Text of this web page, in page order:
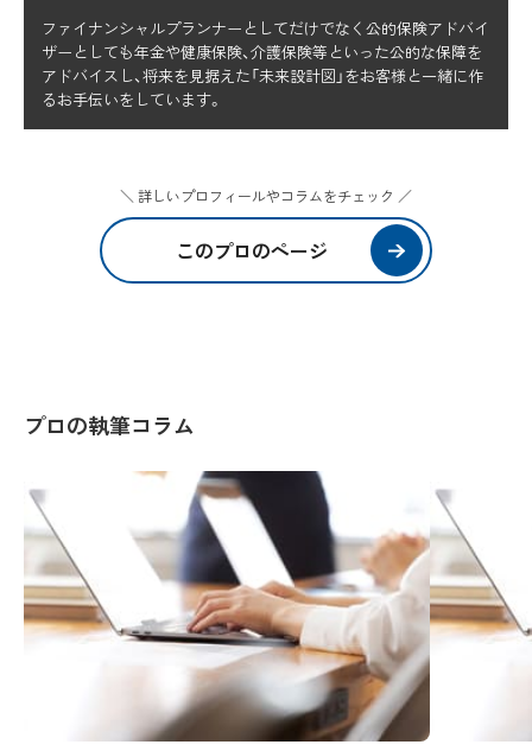
ファイナンシャルプランナーとしてだけでなく公的保険アドバイ
ザーとしても年金や健康保険、介護保険等といった公的な保障を
アドバイスし、将来を見据えた「未来設計図」をお客様と一緒に作
るお手伝いをしています。
＼ 詳しいプロフィールやコラムをチェック ／
このプロのページ
プロの執筆コラム